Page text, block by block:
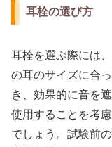
耳栓の選び方
耳栓を選ぶ際には
の耳のサイズに合
き、効果的に音を
使用することを考
でしょう。試験前